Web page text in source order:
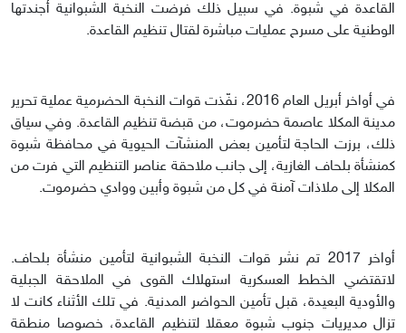
القاعدة في شبوة. في سبيل ذلك فرضت النخبة الشبوانية أجندتها
الوطنية على مسرح عمليات مباشرة لقتال تنظيم القاعدة.
في أواخر أبريل العام 2016، نفّذت قوات النخبة الحضرمية عملية تحرير
مدينة المكلا عاصمة حضرموت، من قبضة تنظيم القاعدة. وفي سياق
ذلك، برزت الحاجة لتأمين بعض المنشآت الحيوية في محافظة شبوة
كمنشأة بلحاف الغازية، إلى جانب ملاحقة عناصر التنظيم التي فرت من
المكلا إلى ملاذات آمنة في كل من شبوة وأبين ووادي حضرموت.
أواخر 2017 تم نشر قوات النخبة الشبوانية لتأمين منشأة بلحاف.
لاتقتضي الخطط العسكرية استهلاك القوى في الملاحقة الجبلية
والأودية البعيدة، قبل تأمين الحواضر المدنية. في تلك الأثناء كانت لا
تزال مديريات جنوب شبوة معقلا لتنظيم القاعدة، خصوصا منطقة